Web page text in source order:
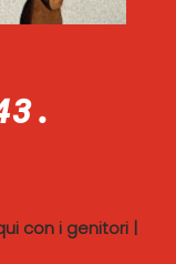
con i genitori |